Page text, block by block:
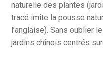
naturelle des plantes
tracé imite la pousse
l’anglaise). Sans oublier
jardins chinois centrés sur